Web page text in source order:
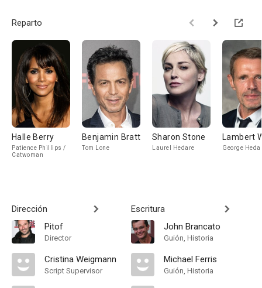
Reparto
Halle Berry
Patience Phillips /
Catwoman
Benjamin Bratt
Tom Lone
Sharon Stone
Laurel Hedare
Lambert
George
Dirección
Pitof
Director
Cristina Weigmann
Script Supervisor
Escritura
John Brancato
Guión, Historia
Michael Ferris
Guión, Historia